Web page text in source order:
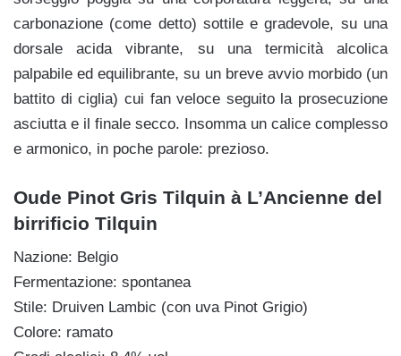
carbonazione (come detto) sottile e gradevole, su una
dorsale acida vibrante, su una termicità alcolica
palpabile ed equilibrante, su un breve avvio morbido (un
battito di ciglia) cui fan veloce seguito la prosecuzione
asciutta e il finale secco. Insomma un calice complesso
e armonico, in poche parole: prezioso.
Oude Pinot Gris Tilquin à L’Ancienne del
birrificio Tilquin
Nazione: Belgio
Fermentazione: spontanea
Stile: Druiven Lambic (con uva Pinot Grigio)
Colore: ramato